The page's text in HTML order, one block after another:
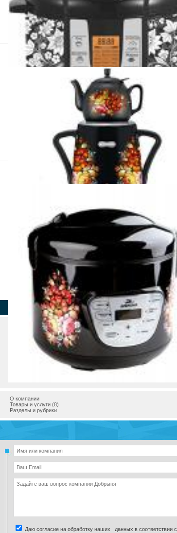
О компании
Товары и услуги (8)
Разделы и рубрики
Даю согласие на обработку наших данных в соответствии с